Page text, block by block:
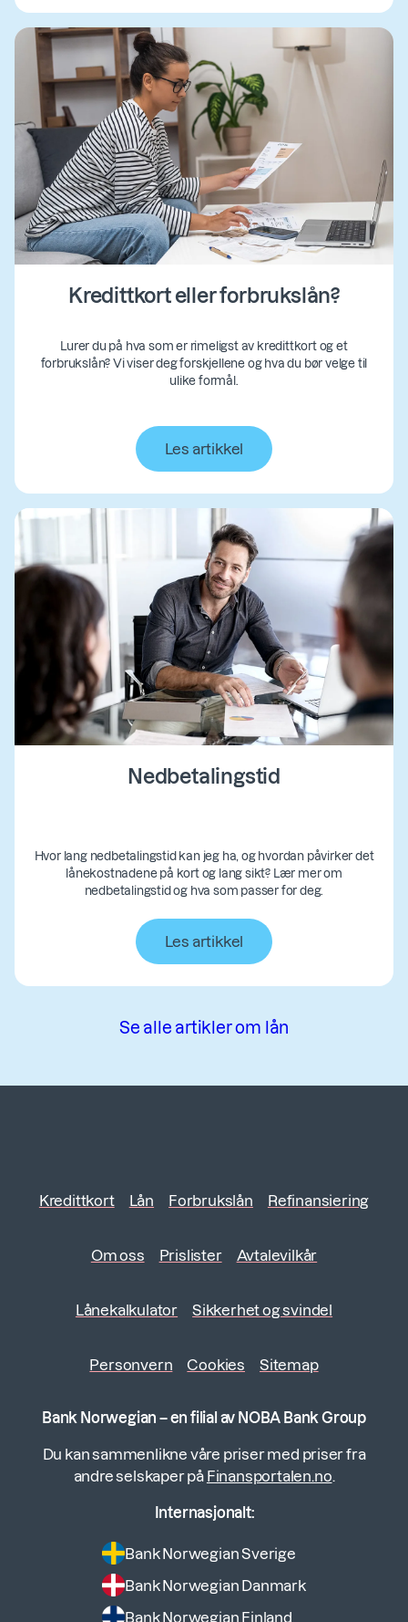
Kredittkort eller forbrukslån?
Lurer du på hva som er rimeligst av kredittkort og et
forbrukslån? Vi viser deg forskjellene og hva du bør velge til
ulike formål.
Les artikkel
Nedbetalingstid
Hvor lang nedbetalingstid kan jeg ha, og hvordan påvirker det
lånekostnadene på kort og lang sikt? Lær mer om
nedbetalingstid og hva som passer for deg.
Les artikkel
Se alle artikler om lån
Kredittkort Lån Forbrukslån Refinansiering
Om oss Prislister Avtalevilkår
Lånekalkulator Sikkerhet og svindel
Personvern Cookies Sitemap
Bank Norwegian – en filial av NOBA Bank Group
Du kan sammenlikne våre priser med priser fra
andre selskaper på Finansportalen.no.
Internasjonalt:
Bank Norwegian Sverige
Bank Norwegian Danmark
Bank Norwegian Finland